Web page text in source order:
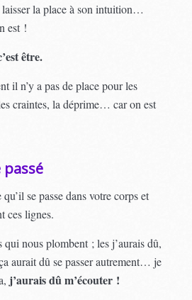
laisser la place à son intuition…
est !
être.
il n’y a pas de place pour les
craintes, la déprime… car on est
passé
se passe dans votre corps et
ces lignes.
qui nous plombent ; les j’aurais dû,
aurait dû se passer autrement… je
j’aurais dû m’écouter !